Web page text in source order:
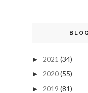
► 2021 (34)
► 2020(55)
► 2019 (81)